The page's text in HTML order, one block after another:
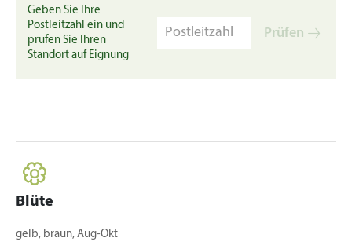
Geben Sie Ihre
Postleitzahl ein und
prüfen Sie Ihren
Standort auf Eignung
Prüfen
Blüte
gelb, braun, Aug-Okt